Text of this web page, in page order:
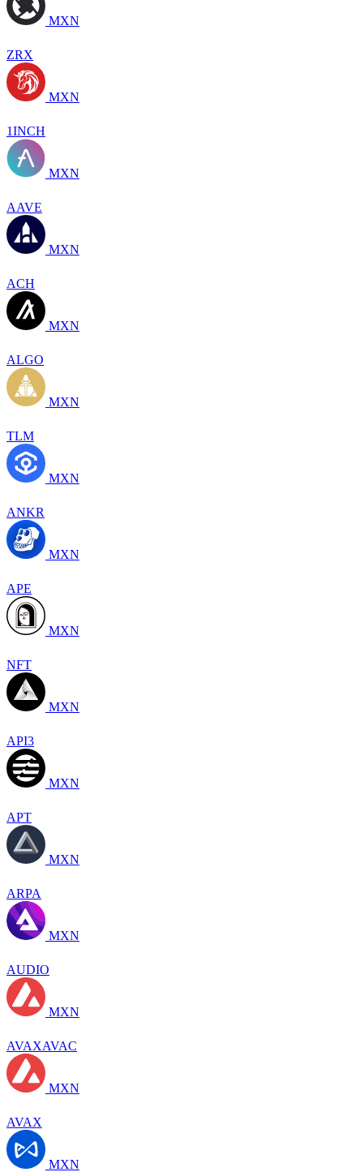
MXN
ZRX
MXN
1INCH
MXN
AAVE
MXN
ACH
MXN
ALGO
MXN
TLM
MXN
ANKR
MXN
APE
MXN
NFT
MXN
API3
MXN
APT
MXN
ARPA
MXN
AUDIO
MXN
AVAXAVAC
MXN
AVAX
MXN